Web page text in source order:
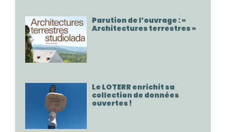
Parution de l’ouvrage : «
Architectures terrestres »
Le LOTERR enrichit sa
collection de données
ouvertes !